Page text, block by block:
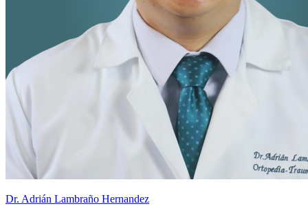
Dr. Adrián Lambraño Hernandez